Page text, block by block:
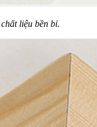
liệu bền bỉ.